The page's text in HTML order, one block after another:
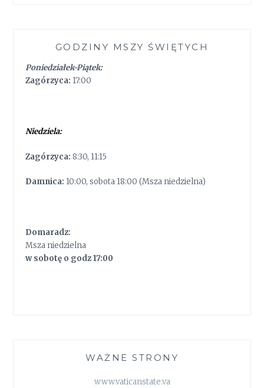
GODZINY MSZY ŚWIĘTYCH
Poniedziałek-Piątek:
Zagórzyca: 17:00
Niedziela:
Zagórzyca: 8:30, 11:15
Damnica: 10:00, sobota 18:00 (Msza niedzielna)
Domaradz:
Msza niedzielna
w sobotę o godz 17:00
WAŻNE STRONY
www.vaticanstate.va